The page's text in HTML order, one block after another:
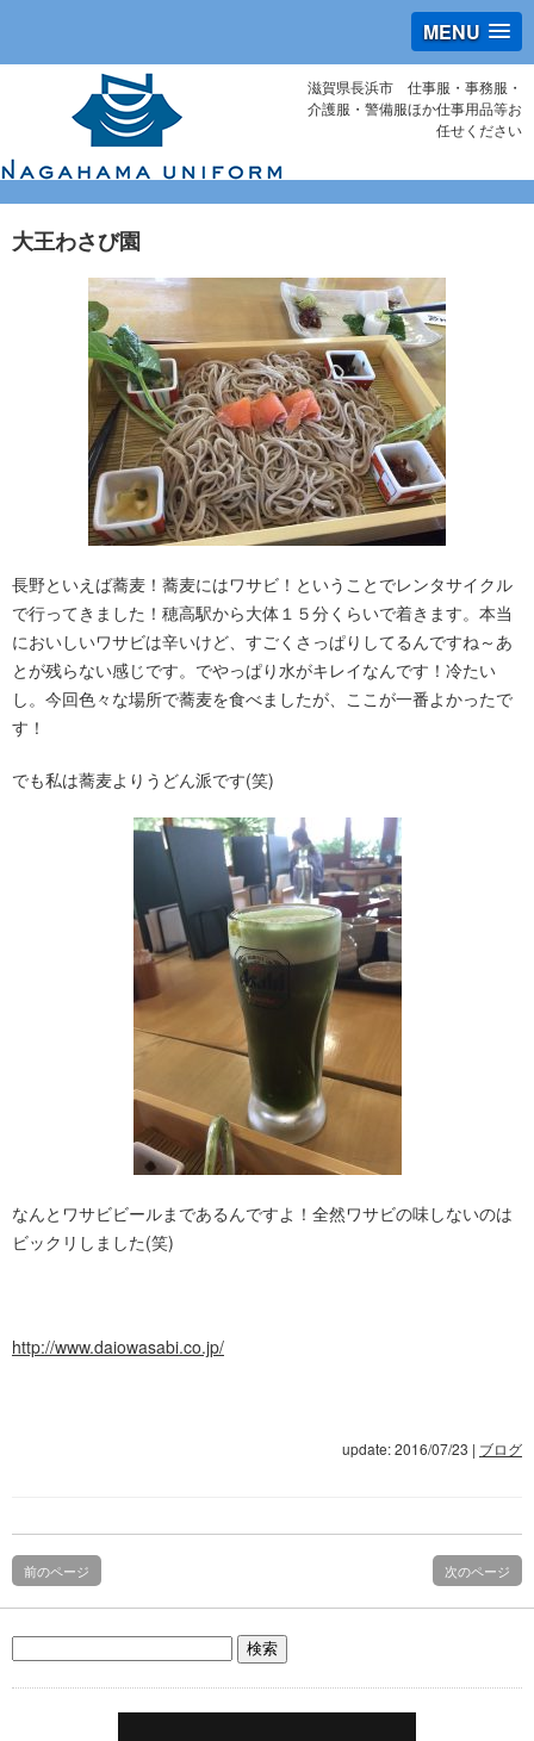
MENU
滋賀県長浜市 仕事服・事務服・
介護服・警備服ほか仕事用品等お
任せください
大王わさび園
長野といえば蕎麦！蕎麦にはワサビ！ということでレンタサイクル
で行ってきました！穂高駅から大体１５分くらいで着きます。本当
においしいワサビは辛いけど、すごくさっぱりしてるんですね～あ
とが残らない感じです。でやっぱり水がキレイなんです！冷たい
し。今回色々な場所で蕎麦を食べましたが、ここが一番よかったで
す！
でも私は蕎麦よりうどん派です(笑)
なんとワサビビールまであるんですよ！全然ワサビの味しないのは
ビックリしました(笑)
http://www.daiowasabi.co.jp/
update: 2016/07/23 | ブログ
前のページ 次のページ